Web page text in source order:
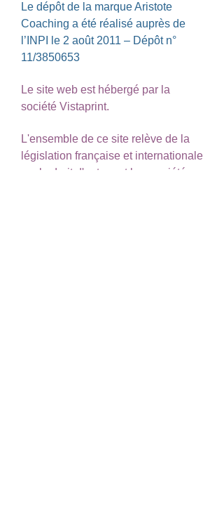
Le dépôt de la marque Aristote
Coaching a été réalisé auprès de
l’INPI le 2 août 2011 – Dépôt n°
11/3850653
Le site web est hébergé par la
société Vistaprint.
L'ensemble de ce site relève de la
législation française et internationale
sur le droit d'auteur et la propriété